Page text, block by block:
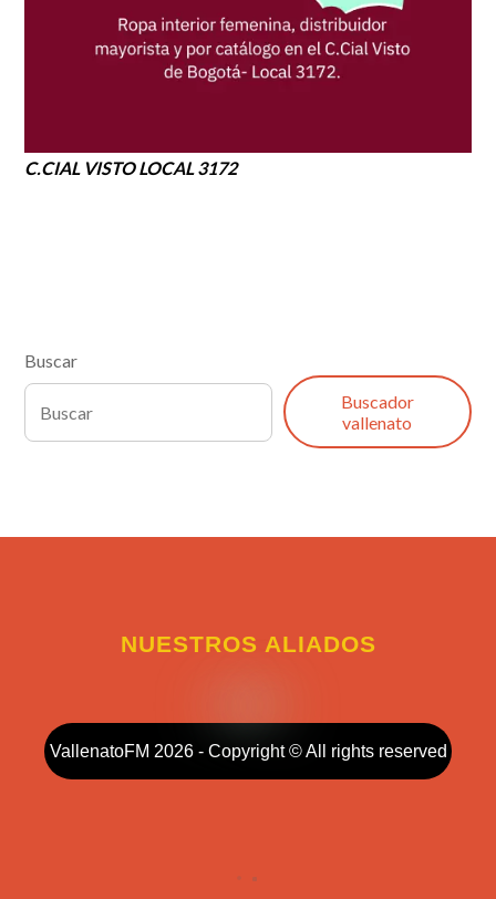
C.CIAL VISTO LOCAL 3172
Buscar
Buscador
vallenato
NUESTROS ALIADOS
VallenatoFM 2026 - Copyright © All rights reserved